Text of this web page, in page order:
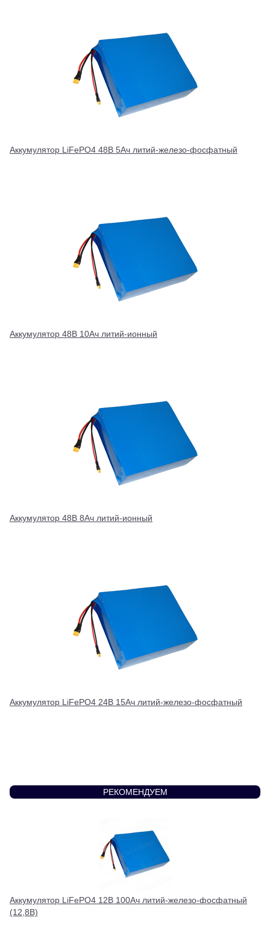
Аккумулятор LiFePO4 48В 5Ач литий-железо-фосфатный
Аккумулятор 48В 10Ач литий-ионный
Аккумулятор 48В 8Ач литий-ионный
Аккумулятор LiFePO4 24В 15Ач литий-железо-фосфатный
РЕКОМЕНДУЕМ
Аккумулятор LiFePO4 12В 100Ач литий-железо-фосфатный
(12,8В)